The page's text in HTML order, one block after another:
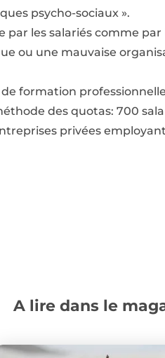
psycho-sociaux ».
par les salariés comme
ou une mauvaise
formation
des quotas: 700
privées
A lire dans le